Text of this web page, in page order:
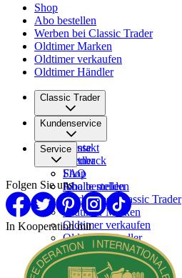
Shop
Abo bestellen
Werben bei Classic Trader
Oldtimer Marken
Oldtimer verkaufen
Oldtimer Händler
Classic Trader
Über uns
Karriere
Presse
Partner
Kundenservice
Kontakt
Feedback
FAQ
Inhalte melden
Service
Shop
Abo bestellen
Werben bei Classic Trader
Oldtimer Marken
Oldtimer verkaufen
Oldtimer Händler
Folgen Sie uns
In Kooperation mit